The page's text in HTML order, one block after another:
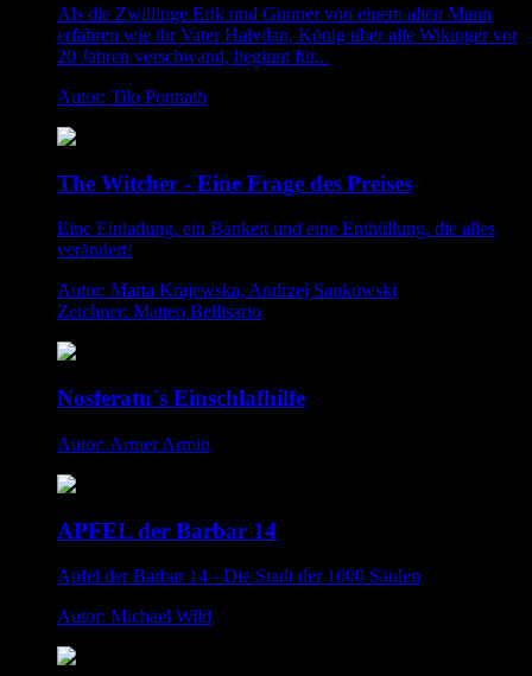
Als die Zwillinge Erik und Gunner von einem alten Mann
erfahren wie ihr Vater Halvdan, König über alle Wikinger vor
20 Jahren verschwand, beginnt für...
Autor: Tilo Ponnath
The Witcher - Eine Frage des Preises
Eine Einladung, ein Bankett und eine Enthüllung, die alles
verändert!
Autor: Marta Krajewska, Andrzej Sapkowski
Zeichner: Matteo Bellisario
Nosferatu´s Einschlafhilfe
Autor: Armer Armin
APFEL der Barbar 14
Apfel der Barbar 14 - Die Stadt der 1000 Säulen
Autor: Michael Wild